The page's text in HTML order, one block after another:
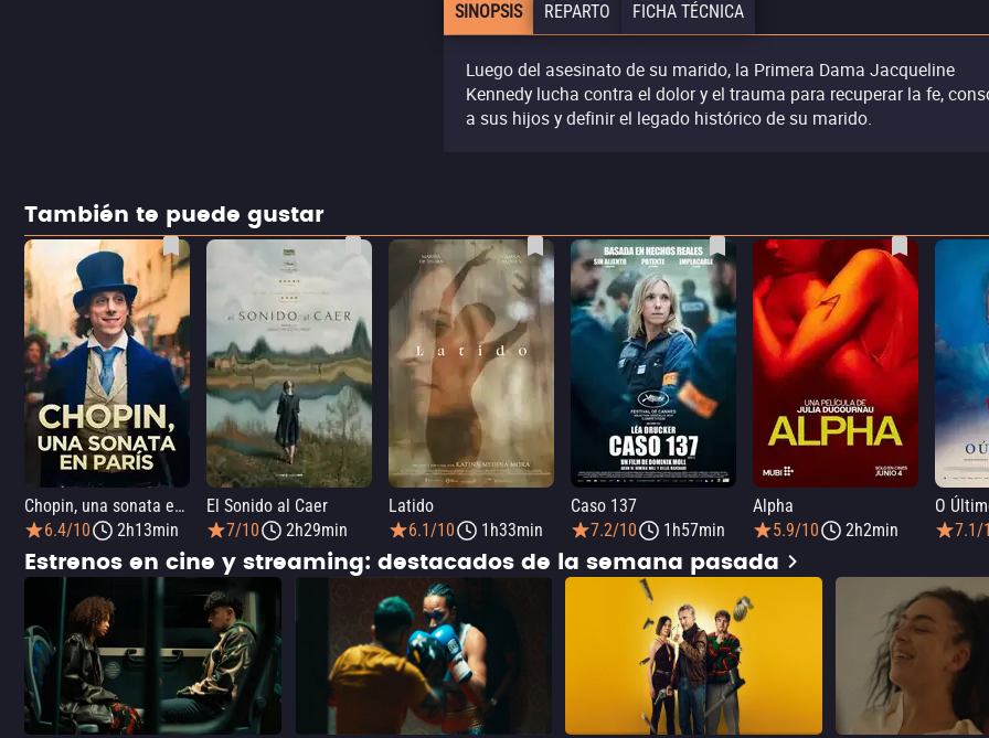
SINOPSIS REPARTO FICHA TÉCNICA
Luego del asesinato de su marido, la Primera Dama Jacqueline
Kennedy lucha contra el dolor y el trauma para recuperar la fe,
a sus hijos y definir el legado histórico de su marido.
También te puede gustar
Chopin, una sonata en París
6.4/10
2h13min
El Sonido al Caer
7/10
2h29min
Latido
6.1/10
1h33min
Caso 137
7.2/10
1h57min
Alpha
5.9/10
2h2min
O
7.1/
Estrenos en cine y streaming: destacados de la semana pasada